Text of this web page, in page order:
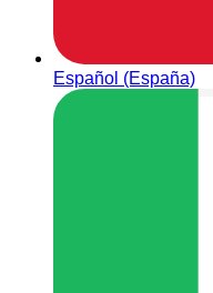
Español (España)